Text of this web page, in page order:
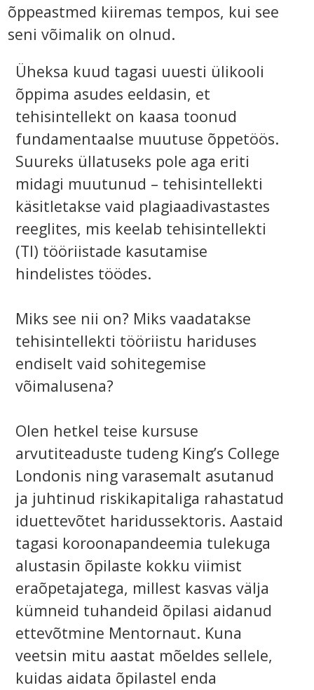
õppeastmed kiiremas tempos, kui see
seni võimalik on olnud.
Üheksa kuud tagasi uuesti ülikooli
õppima asudes eeldasin, et
tehisintellekt on kaasa toonud
fundamentaalse muutuse õppetöös.
Suureks üllatuseks pole aga eriti
midagi muutunud – tehisintellekti
käsitletakse vaid plagiaadivastastes
reeglites, mis keelab tehisintellekti
(TI) tööriistade kasutamise
hindelistes töödes.
Miks see nii on? Miks vaadatakse
tehisintellekti tööriistu hariduses
endiselt vaid sohitegemise
võimalusena?
Olen hetkel teise kursuse
arvutiteaduste tudeng King’s College
Londonis ning varasemalt asutanud
ja juhtinud riskikapitaliga rahastatud
iduettevõtet haridussektoris. Aastaid
tagasi koroonapandeemia tulekuga
alustasin õpilaste kokku viimist
eraõpetajatega, millest kasvas välja
kümneid tuhandeid õpilasi aidanud
ettevõtmine Mentornaut. Kuna
veetsin mitu aastat mõeldes sellele,
kuidas aidata õpilastel enda